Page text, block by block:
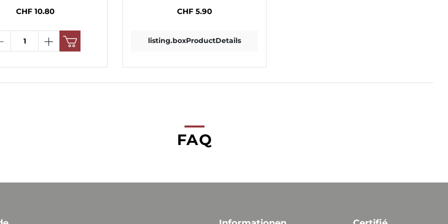
CHF 10.80 CHF 5.90
listing.boxProductDetails
FAQ